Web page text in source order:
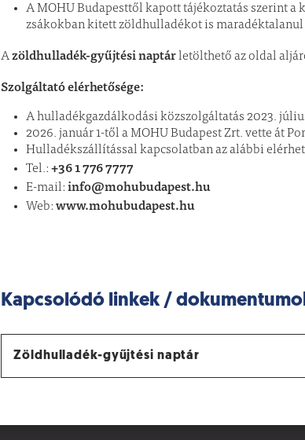
A MOHU Budapesttől kapott tájékoztatás szerint
zsákokban kitett zöldhulladékot is maradéktalanul
Azöldhulladék-gyűjtési naptárletölthető az oldal
Szolgáltató elérhetősége:
A hulladékgazdálkodási közszolgáltatás 2023.
2026. január 1-től a MOHU Budapest Zrt. vette át
Hulladékszállítással kapcsolatban az alábbi
Tel.:+36 1 776 7777
E-mail:info@mohubudapest.hu
Web:www.mohubudapest.hu
Kapcsolódó linkek /
Zöldhulladék-gyűjtési naptár